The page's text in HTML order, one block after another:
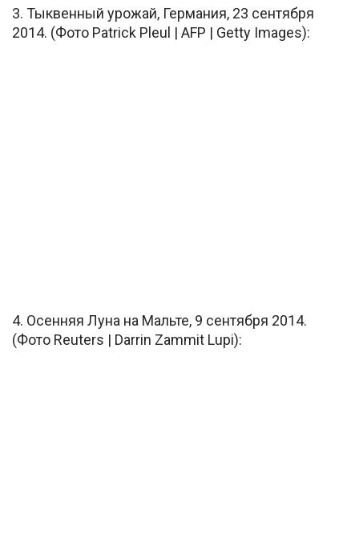
3. Тыквенный урожай, Германия, 23 сентября
2014. (Фото Patrick Pleul | AFP | Getty Images):
4. Осенняя Луна на Мальте, 9 сентября 2014.
(Фото Reuters | Darrin Zammit Lupi):